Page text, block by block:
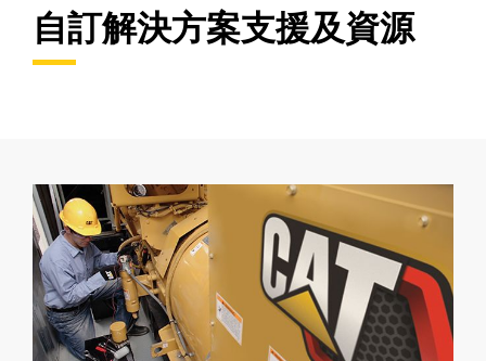
自訂解決方案支援及資源